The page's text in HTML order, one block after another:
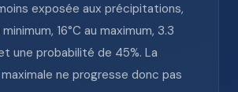
exposée aux précipitations,
16°C au maximum, 3.3
une probabilité de 45%. La
ne progresse donc pas